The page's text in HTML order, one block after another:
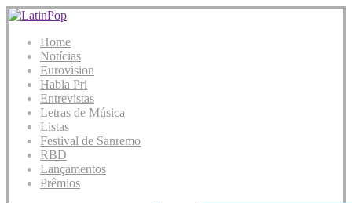
Home
Notícias
Eurovision
Habla Pri
Entrevistas
Letras de Música
Listas
Festival de Sanremo
RBD
Lançamentos
Prêmios